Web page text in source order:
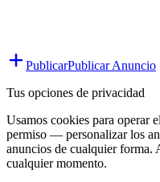
PublicarPublicar Anuncio
Tus opciones de privacidad
Usamos cookies para
permiso — personalizar los
anuncios de cualquier forma.
cualquier momento.